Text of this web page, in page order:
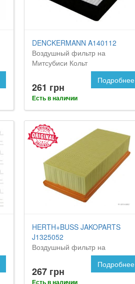
DENCKERMANN A140112
Воздушный фильтр на
Митсубиси Кольт
261 грн
Есть в наличии
Подробнее
HERTH+BUSS JAKOPARTS
J1325052
Воздушный фильтр на
267 грн
Подробнее